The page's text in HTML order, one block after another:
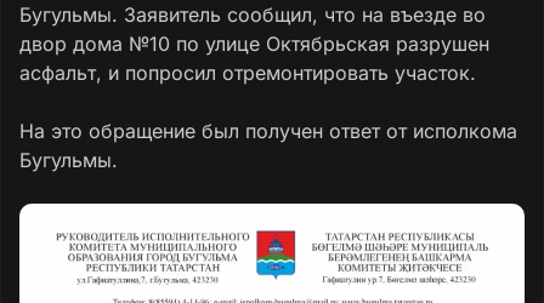
Бугульмы. Заявитель сообщил, что на въезде во
двор дома №10 по улице Октябрьская разрушен
асфальт, и попросил отремонтировать участок.
На это обращение был получен ответ от исполкома
Бугульмы.